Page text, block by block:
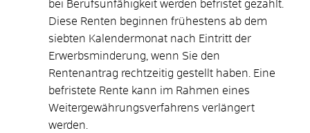
bei Berufsunfähigkeit werden befristet gezahlt.
Diese Renten beginnen frühestens ab dem
siebten Kalendermonat nach Eintritt der
Erwerbsminderung, wenn Sie den
Rentenantrag rechtzeitig gestellt haben. Eine
befristete Rente kann im Rahmen eines
Weitergewährungsverfahrens verlängert
werden.